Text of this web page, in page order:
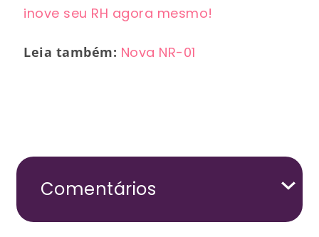
inove seu RH agora mesmo!
Leia também: Nova NR-01
Comentários